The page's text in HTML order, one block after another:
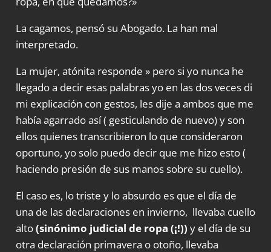
La cagamos, pensó su Abogado. La han mal
interpretado.
La mujer, atónita responde » pero si yo nunca he
llegado a decir esas palabras yo en las dos veces di
mi explicación con gestos, les dije a ambos que me
había agarrado así ( gesticulando de nuevo) y son
ellos quienes transcribieron lo que consideraron
oportuno, yo solo puedo decir que me hizo esto (
haciendo presión de sus manos sobre su cuello).
El caso es, lo triste y lo absurdo es que el día de
una de las declaraciones en invierno, llevaba cuello
alto(sinónimo judicial de ropa (¡!)) y el día de su
otra declaración primavera o otoño, llevaba